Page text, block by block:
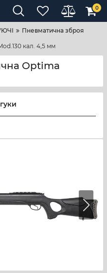
0
Пневматична зброя
кал. 4,5 мм
Optima